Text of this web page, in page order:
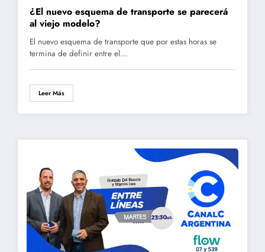
¿El nuevo esquema de transporte se parecerá
al viejo modelo?
El nuevo esquema de transporte que por estas horas se
termina de definir entre el…
Leer Más